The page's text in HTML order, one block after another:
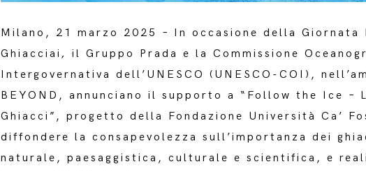
Milano, 21 marzo 2025 – In occasione della Giornata
Ghiacciai , il Gruppo Prada e la Commissione
Intergovernativa dell’UNESCO (UNESCO-COI),
BEYOND, annunciano il supporto a “Follow the Ice –
Ghiacci”, progetto della Fondazione Università Ca’
diffondere la consapevolezza sull’importanza dei
naturale, paesaggistica, culturale e scientifica, e